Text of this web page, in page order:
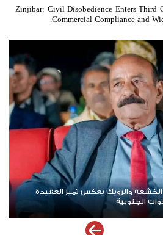
Zinjibar: Civil Disobedience Enters Third
Commercial Compliance and
الخشعة والرويك يعكس تميز العقيدة
الجنوبية